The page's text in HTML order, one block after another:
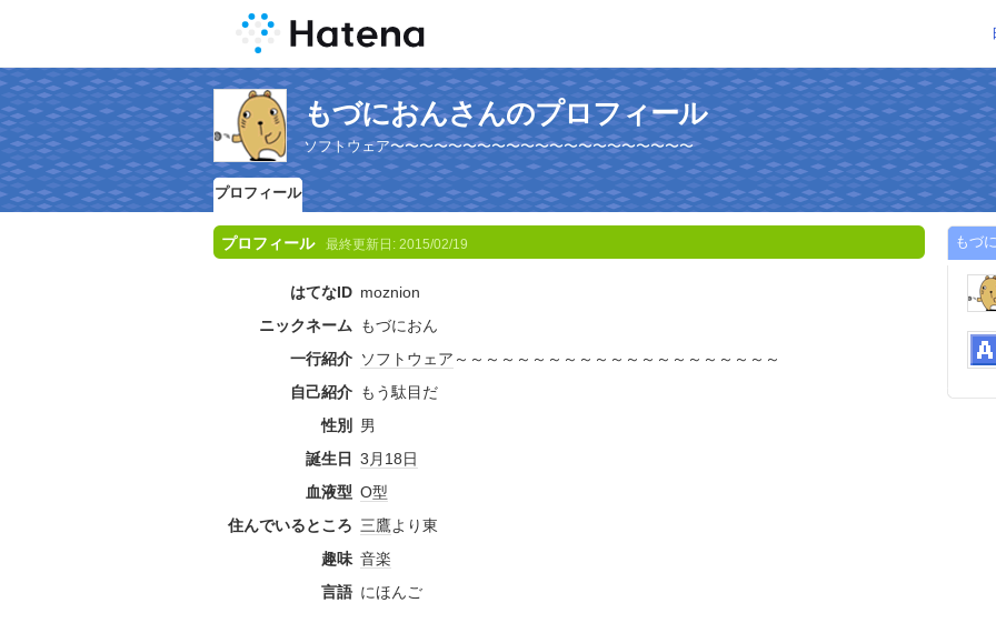
もづにおんさんのプロフィール
ソフトウェア〜〜〜〜〜〜〜〜〜〜〜〜〜〜〜〜〜〜〜〜〜
プロフィール
プロフィール 最終更新日: 2015/02/19
はてなID moznion
ニックネーム もづにおん
一行紹介 ソフトウェア ～～～～～～～～～～～～～～～～～～～～～
自己紹介 もう駄目だ
性別
男
誕生日
3月18日
血液型 O型
住んでいるところ 三鷹より東
趣味 音楽
言語 にほんご
もづ